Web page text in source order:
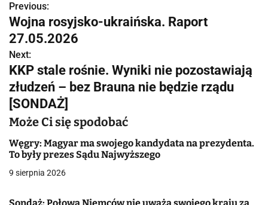
N
a
w
i
g
a
c
j
Previous:
Wojna rosyjsko-ukraińska. Raport
27.05.2026
Next:
KKP stale rośnie. Wyniki nie pozostawiają
złudzeń – bez Brauna nie będzie rządu
[SONDAŻ]
Może Ci się spodobać
Węgry: Magyar ma swojego kandydata na prezydenta.
To były prezes Sądu Najwyższego
9 sierpnia 2026